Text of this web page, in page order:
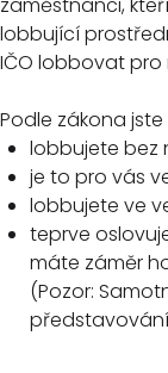
lobbující
IČO lobbovat pro
Podle zákona
lobbujete bez
je to pro vás
lobbujete ve
teprve
máte záměr
(Pozor: